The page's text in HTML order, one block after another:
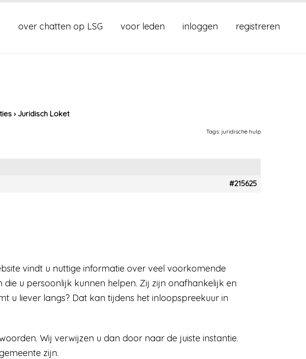
over chatten op LSG voor leden inloggen registreren
› Juridisch Loket
Tags: juridische hulp
#215625
vindt u nuttige informatie over veel voorkomende
u persoonlijk kunnen helpen. Zij zijn onafhankelijk en
u liever langs? Dat kan tijdens het inloopspreekuur in
Wij verwijzen u dan door naar de juiste instantie.
zijn.